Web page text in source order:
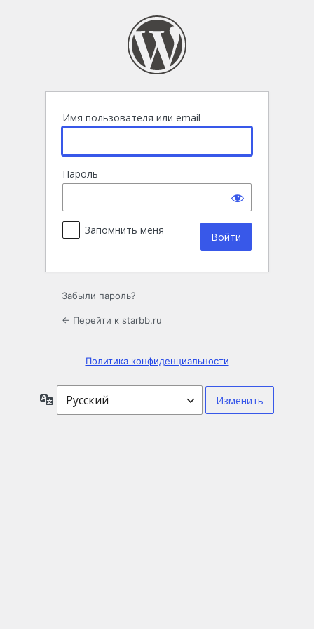
Имя пользователя или email
Пароль
Запомнить меня
Забыли пароль?
← Перейти к starbb.ru
Политика конфиденциальности
Язык